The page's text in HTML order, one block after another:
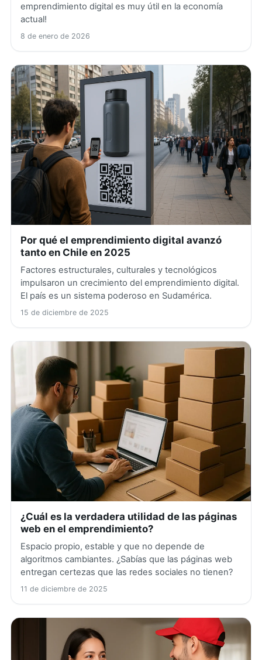
emprendimiento digital es muy útil en la economía
actual!
8 de enero de 2026
Por qué el emprendimiento digital avanzó
tanto en Chile en 2025
Factores estructurales, culturales y tecnológicos
impulsaron un crecimiento del emprendimiento digital.
El país es un sistema poderoso en Sudamérica.
15 de diciembre de 2025
¿Cuál es la verdadera utilidad de las páginas
web en el emprendimiento?
Espacio propio, estable y que no depende de
algoritmos cambiantes. ¿Sabías que las páginas web
entregan certezas que las redes sociales no tienen?
11 de diciembre de 2025